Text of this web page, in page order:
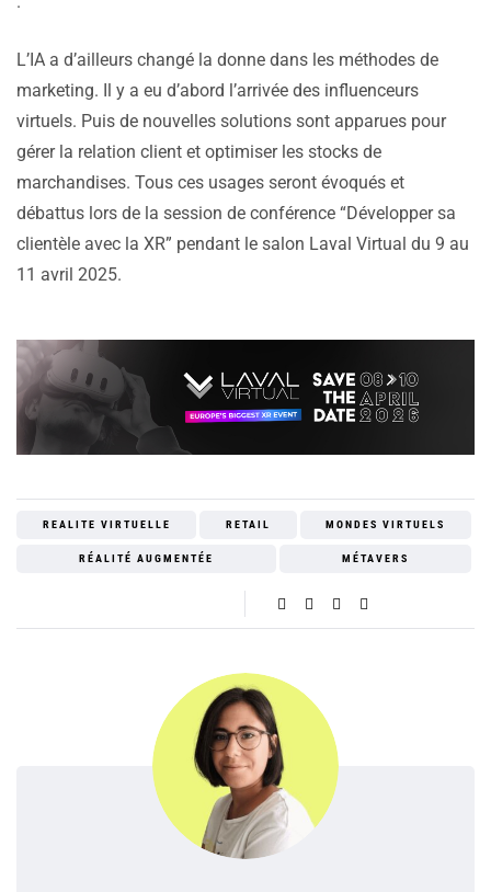
L’IA a d’ailleurs changé la donne dans les méthodes de
marketing. Il y a eu d’abord l’arrivée des influenceurs
virtuels. Puis de nouvelles solutions sont apparues pour
gérer la relation client et optimiser les stocks de
marchandises. Tous ces usages seront évoqués et
débattus lors de la session de conférence “Développer sa
clientèle avec la XR” pendant le salon Laval Virtual du 9 au
11 avril 2025.
REALITE VIRTUELLE RETAIL MONDES VIRTUELS
RÉALITÉ AUGMENTÉE MÉTAVERS